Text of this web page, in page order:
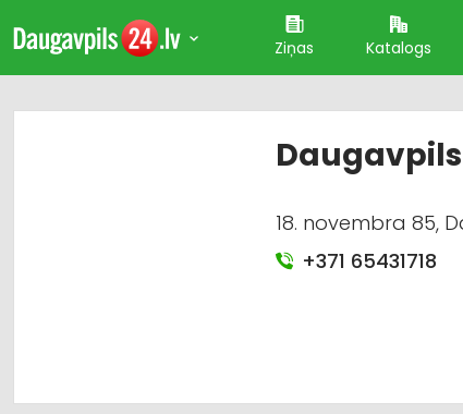
Ziņas Katalogs
18. novembra 85,
+371 65431718